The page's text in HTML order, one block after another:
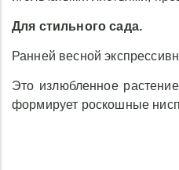
Для стильного сада.
Ранней весной
Это излюбленное
формирует роскошные